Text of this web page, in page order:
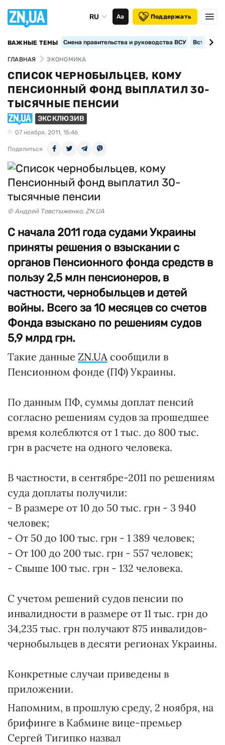
RU Аа Поддержать
ВАЖНЫЕ ТЕМЫ Смена правительства и руководства ВСУ
ГЛАВНАЯ ЭКОНОМИКА
СПИСОК ЧЕРНОБЫЛЬЦЕВ, КОМУ
ПЕНСИОННЫЙ ФОНД ВЫПЛАТИЛ 30-
ТЫСЯЧНЫЕ ПЕНСИИ
ЭКСКЛЮЗИВ
07 ноября, 2011, 15:46
Поделиться
© Андрей Товстыженко, ZN.UA
С начала 2011 года судами Украины
приняты решения о взыскании с
органов Пенсионного фонда средств в
пользу 2,5 млн пенсионеров, в
частности, чернобыльцев и детей
войны. Всего за 10 месяцев со счетов
Фонда взыскано по решениям судов
5,9 млрд грн.
Такие данные ZN.UA сообщили в
Пенсионном фонде (ПФ) Украины.
По данным ПФ, суммы доплат пенсий
согласно решениям судов за прошедшее
время колеблются от 1 тыс. до 800 тыс.
грн в расчете на одного человека.
В частности, в сентябре-2011 по решениям
суда доплаты получили:
- В размере от 10 до 50 тыс. грн - 3 940
человек;
- От 50 до 100 тыс. грн - 1 389 человек;
- От 100 до 200 тыс. грн - 557 человек;
- Свыше 100 тыс. грн - 132 человека.
С учетом решений судов пенсии по
инвалидности в размере от 11 тыс. грн до
34,235 тыс. грн получают 875 инвалидов-
чернобыльцев в десяти регионах Украины.
Конкретные случаи приведены в
приложении.
Напомним, в прошлую среду, 2 ноября, на
брифинге в Кабмине вице-премьер
Сергей Тигипко назвал